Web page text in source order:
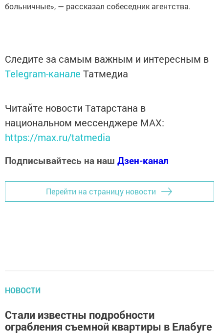
больничные», — рассказал собеседник агентства.
Следите за самым важным и интересным в
Telegram-канале Татмедиа
Читайте новости Татарстана в
национальном мессенджере MАХ:
https://max.ru/tatmedia
Подписывайтесь на наш Дзен-канал
Перейти на страницу новости
НОВОСТИ
Стали известны подробности
ограбления съемной квартиры в Елабуге